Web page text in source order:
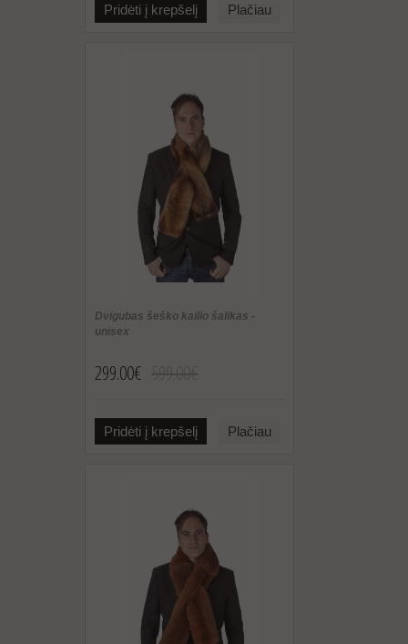
Pridėti į krepšelį Plačiau
Dvigubas šeško kailio šalikas -
unisex
299.00€
Pridėti į krepšelį Plačiau